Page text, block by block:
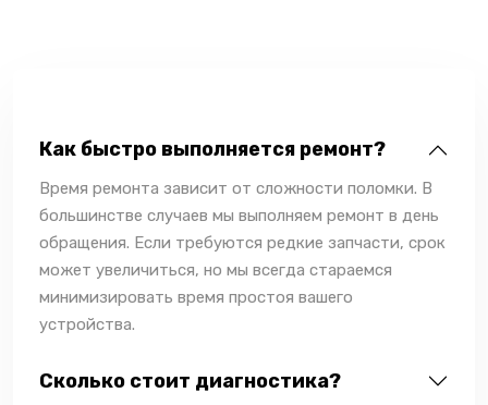
Как быстро выполняется ремонт?
Время ремонта зависит от сложности поломки. В
большинстве случаев мы выполняем ремонт в день
обращения. Если требуются редкие запчасти, срок
может увеличиться, но мы всегда стараемся
минимизировать время простоя вашего
устройства.
Сколько стоит диагностика?